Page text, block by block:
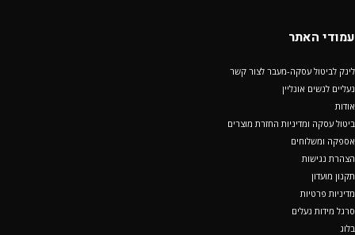
עמודי האתר
לינק לביטול עסקה-מעבר לצור קשר
נעליים לנשים אונליין
אודות
ביטול עסקה ומדיניות החזרת מוצרים
אספקה ומשלוחים
הצהרת נגישות
תקנון מועדון
מדיניות פרטיות
סרגל מידות נעלים
בלוג